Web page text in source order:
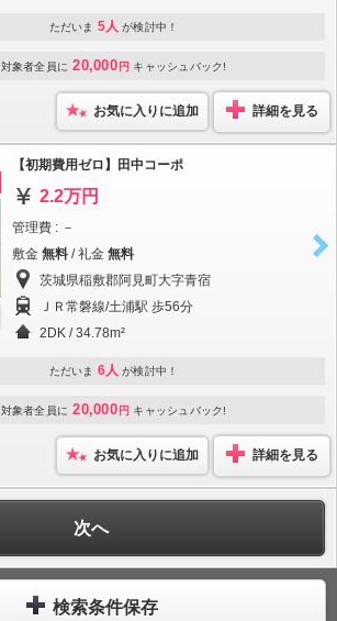
ただいま 5人 が検討中！
対象者全員に 20,000 円 キャッシュバック!
お気に入りに追加 詳細を見る
【初期費用ゼロ】田中コーポ
2.2万円
管理費 : －
敷金 無料 / 礼金 無料
茨城県稲敷郡阿見町大字青宿
ＪＲ常磐線/土浦駅 歩56分
2DK / 34.78m²
ただいま 6人 が検討中！
対象者全員に 20,000 円 キャッシュバック!
お気に入りに追加 詳細を見る
次へ
検索条件保存